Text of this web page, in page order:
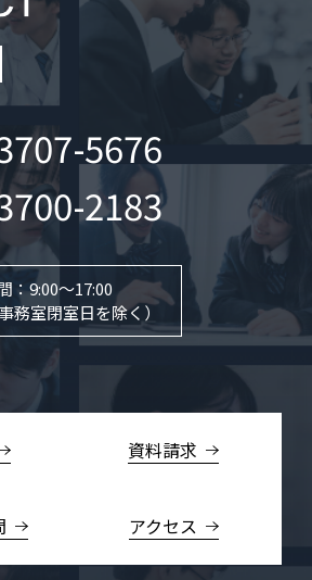
5676
2183
：9:00～17:00
務室閉室日を除く）
資料請求
アクセス